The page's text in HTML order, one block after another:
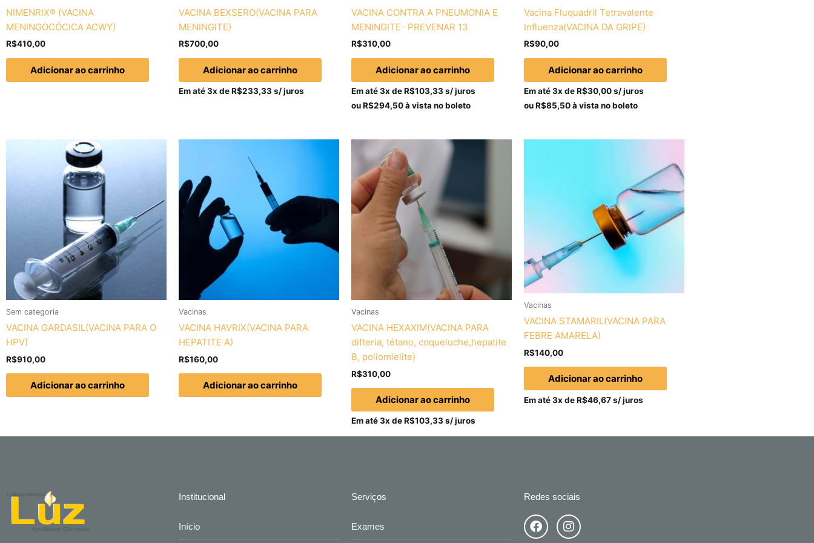
NIMENRIX® (VACINA
MENINGOCÓCICA ACWY)
R$410,00
Adicionar ao carrinho
VACINA BEXSERO(VACINA PARA
MENINGITE)
R$700,00
Adicionar ao carrinho
Em até 3x deR$233,33s/ juros
VACINA CONTRA A PNEUMONIA E
MENINGITE- PREVENAR 13
R$310,00
Adicionar ao carrinho
Em até 3x deR$103,33s/ juros
ouR$294,50à vista no boleto
Vacina Fluquadril Tetravalente
Influenza(VACINA DA GRIPE)
R$90,00
Adicionar ao carrinho
Em até 3x deR$30,00s/ juros
ouR$85,50à vista no boleto
Sem categoria
VACINA GARDASIL(VACINA PARA O
HPV)
R$910,00
Adicionar ao carrinho
Vacinas
VACINA HAVRIX(VACINA PARA
HEPATITE A)
R$160,00
Adicionar ao carrinho
Vacinas
VACINA HEXAXIM(VACINA PARA
difteria, tétano, coqueluche,hepatite
B, poliomielite)
R$310,00
Adicionar ao carrinho
Em até 3x deR$103,33s/ juros
Vacinas
VACINA STAMARIL(VACINA PARA
FEBRE AMARELA)
R$140,00
Adicionar ao carrinho
Em até 3x deR$46,67s/ juros
Institucional
Início
Serviços
Exames
Redes sociais
F
a
I
n